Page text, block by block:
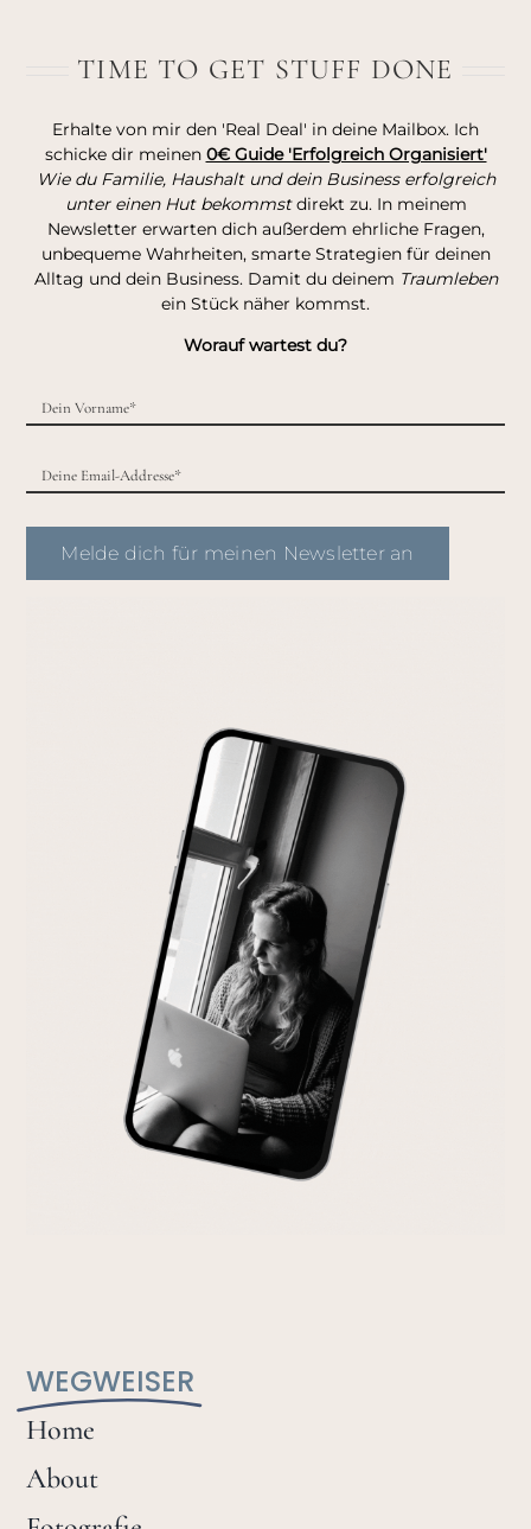
WEGWEISER
Home
About
TIME TO GET STUFF DONE
Erhalte von mir den 'Real Deal' in deine Mailbox. Ich
schicke dir meinen 0€ Guide 'Erfolgreich Organisiert'
Wie du Familie, Haushalt und dein Business erfolgreich
unter einen Hut bekommstdirekt zu. In meinem
Newsletter erwarten dich außerdem ehrliche Fragen,
unbequeme Wahrheiten, smarte Strategien für deinen
Alltag und dein Business. Damit du deinem Traumleben
ein Stück näher kommst.
Worauf wartest du?
Melde dich für meinen Newsletter an